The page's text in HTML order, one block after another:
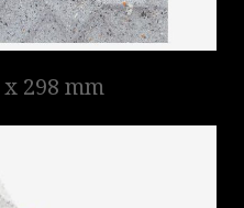
298 mm